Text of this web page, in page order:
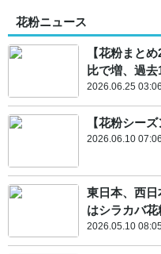
花粉ニュース
【花粉まと
比で増、過
2026.06.25 03:06
【花粉シー
2026.06.10 07:06
東日本、西
はシラカバ
2026.05.10